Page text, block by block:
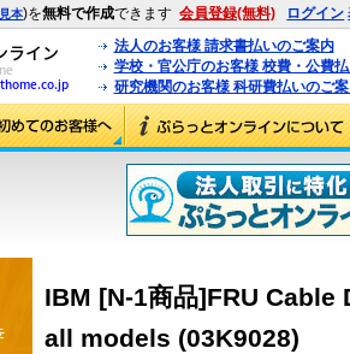
見本)を無料で作成できます 会員登録(無料) ログイン
法人のお客様 請求書払いのご案内
学校・官公庁のお客様 校費・公費
研究機関のお客様 科研費払いのご
IBM [N-1商品]FRU
all models (03K9028)